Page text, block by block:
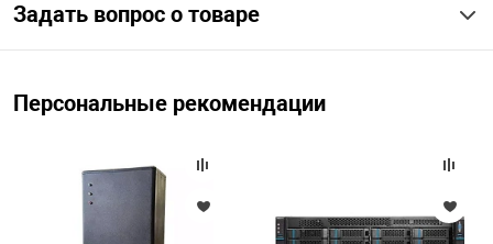
Задать вопрос о товаре
Персональные рекомендации